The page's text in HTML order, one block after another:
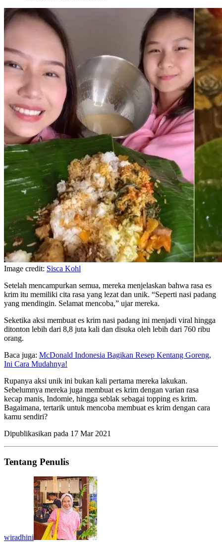
Image credit: Sisca Kohl
Setelah mencampurkan semua, mereka menjelaskan bahwa rasa es
krim itu memiliki cita rasa yang lezat dan unik. “Seperti nasi padang
yang mendingin. Selamat mencoba,” ujar mereka.
Seketika aksi membuat es krim nasi padang ini menjadi viral hingga
ditonton lebih dari 8,8 juta kali dan disuka oleh lebih dari 760 ribu
orang.
Baca juga: McDonald Indonesia Bagikan Resep Kentang Goreng,
Ini Cara Mudahnya!
Rupanya aksi unik ini bukan kali pertama mereka lakukan.
Sebelumnya mereka juga membuat es krim dengan varian rasa
kecap manis, Indomie, hingga seblak sebagai topping es krim.
Bagaimana, tertarik untuk mencoba membuat es krim dengan cara
kamu sendiri?
Dipublikasikan pada 17 Mar 2021
Tentang Penulis
wiradhini